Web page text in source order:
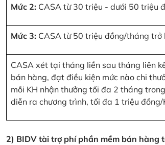
Mức 2: CASA từ 30 triệu - dưới 50 triệu
Mức 3: CASA từ 50 triệu đồng/tháng trở
CASA xét tại tháng liền sau tháng liên
bán hàng, đạt điều kiện mức nào chi
mỗi KH nhận thưởng tối đa 2 tháng
diễn ra chương trình, tối đa 1 triệu đồng/
2) BIDV tài trợ phí phần mềm bán hàng